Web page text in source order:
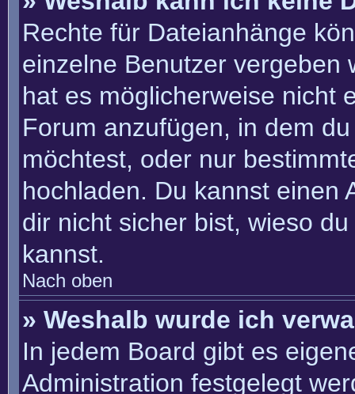
Rechte für Dateianhänge
einzelne Benutzer vergeben
hat es möglicherweise nicht
Forum anzufügen, in dem
möchtest, oder nur
hochladen. Du kannst einen
dir nicht sicher bist, wieso
kannst.
Nach oben
» Weshalb wurde ich
In jedem Board gibt es
Administration festgelegt